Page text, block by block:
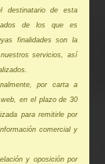
destinatario de esta
de los que es
finalidades son la
servicios, así
por carta a
en el plazo de 30
para remitirle por
comercial y
y oposición por